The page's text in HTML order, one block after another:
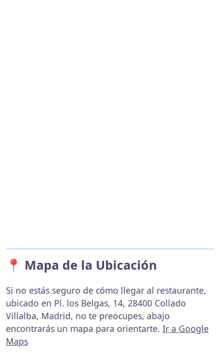
📍 Mapa de la Ubicación
Si no estás seguro de cómo llegar al restaurante,
ubicado en Pl. los Belgas, 14, 28400 Collado
Villalba, Madrid, no te preocupes, abajo
encontrarás un mapa para orientarte. Ir a Google
Maps